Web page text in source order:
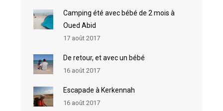
Camping été avec bébé de 2 mois à
Oued Abid
17 août 2017
De retour, et avec un bébé
16 août 2017
Escapade à Kerkennah
16 août 2017